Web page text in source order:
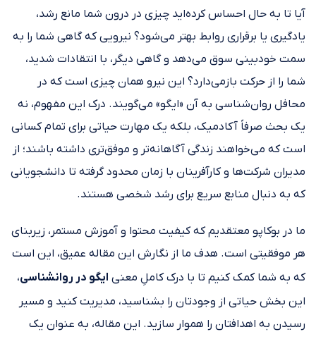
آیا تا به حال احساس کرده‌اید چیزی در درون شما مانع رشد،
یادگیری یا برقراری روابط بهتر می‌شود؟ نیرویی که گاهی شما را به
سمت خودبینی سوق می‌دهد و گاهی دیگر، با انتقادات شدید،
شما را از حرکت بازمی‌دارد؟ این نیرو همان چیزی است که در
محافل روان‌شناسی به آن «ایگو» می‌گویند. درک این مفهوم، نه
یک بحث صرفاً آکادمیک، بلکه یک مهارت حیاتی برای تمام کسانی
است که می‌خواهند زندگی آگاهانه‌تر و موفق‌تری داشته باشند؛ از
مدیران شرکت‌ها و کارآفرینان با زمان محدود گرفته تا دانشجویانی
که به دنبال منابع سریع برای رشد شخصی هستند.
ما در بوکاپو معتقدیم که کیفیت محتوا و آموزش مستمر، زیربنای
هر موفقیتی است. هدف ما از نگارش این مقاله عمیق، این است
که به شما کمک کنیم تا با درک کاملِ معنی ایگو در روانشناسی،
این بخش حیاتی از وجودتان را بشناسید، مدیریت کنید و مسیر
رسیدن به اهدافتان را هموار سازید. این مقاله، به عنوان یک